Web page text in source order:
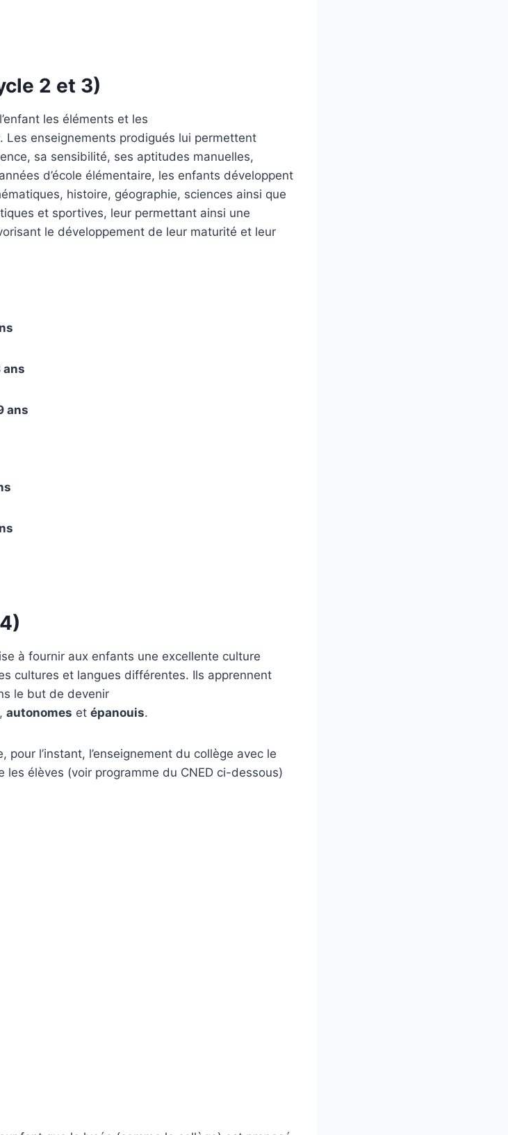
2 et 3)
les éléments et les
. Les enseignements prodigués lui permettent
sa sensibilité, ses aptitudes manuelles,
d’école élémentaire, les enfants développent
histoire, géographie, sciences ainsi que
et sportives, leur permettant ainsi une
le développement de leur maturité et leur
ans
ans
à fournir aux enfants une excellente culture
cultures et langues différentes. Ils apprennent
le but de devenir
, autonomes et épanouis.
pour l’instant, l’enseignement du collège avec le
les élèves (voir programme du CNED ci-dessous)